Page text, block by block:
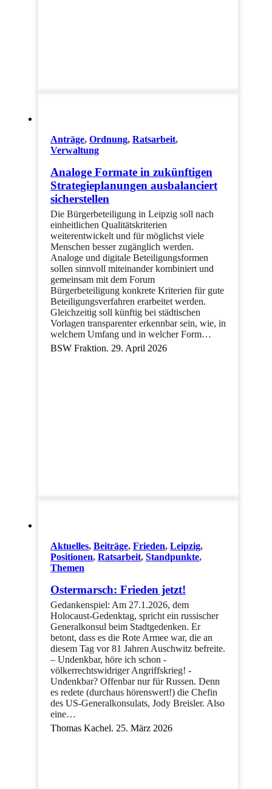
Anträge, Ordnung, Ratsarbeit,
Verwaltung
Analoge Formate in zukünftigen
Strategieplanungen ausbalanciert
sicherstellen
Die Bürgerbeteiligung in Leipzig soll nach
einheitlichen Qualitätskriterien
weiterentwickelt und für möglichst viele
Menschen besser zugänglich werden.
Analoge und digitale Beteiligungsformen
sollen sinnvoll miteinander kombiniert und
gemeinsam mit dem Forum
Bürgerbeteiligung konkrete Kriterien für gute
Beteiligungsverfahren erarbeitet werden.
Gleichzeitig soll künftig bei städtischen
Vorlagen transparenter erkennbar sein, wie, in
welchem Umfang und in welcher Form…
BSW Fraktion. 29. April 2026
Aktuelles, Beiträge, Frieden, Leipzig,
Positionen, Ratsarbeit, Standpunkte,
Themen
Ostermarsch: Frieden jetzt!
Gedankenspiel: Am 27.1.2026, dem
Holocaust-Gedenktag, spricht ein russischer
Generalkonsul beim Stadtgedenken. Er
betont, dass es die Rote Armee war, die an
diesem Tag vor 81 Jahren Auschwitz befreite.
– Undenkbar, höre ich schon -
völkerrechtswidriger Angriffskrieg! -
Undenkbar? Offenbar nur für Russen. Denn
es redete (durchaus hörenswert!) die Chefin
des US-Generalkonsulats, Jody Breisler. Also
eine…
Thomas Kachel. 25. März 2026